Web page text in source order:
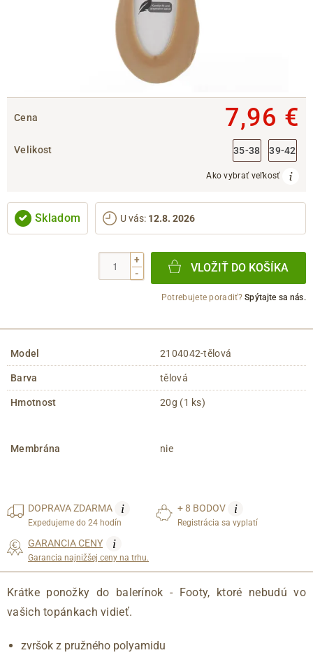
Cena 7,96 €
Velikost 35-38 39-42
Ako vybrať veľkosť
Skladom U vás: 12.8. 2026
+
-
VLOŽIŤ DO KOŠÍKA
Potrebujete poradiť?Spýtajte sa nás.
Model 2104042-tělová
Barva tělová
Hmotnost 20g (1 ks)
Membrána nie
DOPRAVAZDARMA i
Expedujeme do 24 hodín
+ 8 BODOV i
Registrácia sa vyplatí
GARANCIA CENY i
Garancia najnižšej ceny na trhu.
Krátke ponožky do balerínok - Footy, ktoré nebudú vo
vašich topánkach vidieť.
zvršok z pružného polyamidu